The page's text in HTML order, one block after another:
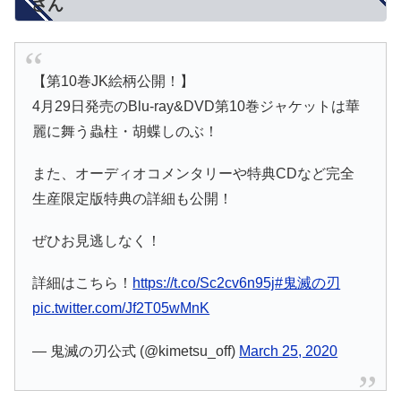
さん
【第10巻JK絵柄公開！】
4月29日発売のBlu-ray&DVD第10巻ジャケットは華
麗に舞う蟲柱・胡蝶しのぶ！
また、オーディオコメンタリーや特典CDなど完全
生産限定版特典の詳細も公開！
ぜひお見逃しなく！
詳細はこちら！ https://t.co/Sc2cv6n95j#鬼滅の刃
pic.twitter.com/Jf2T05wMnK
— 鬼滅の刃公式 (@kimetsu_off) March 25, 2020